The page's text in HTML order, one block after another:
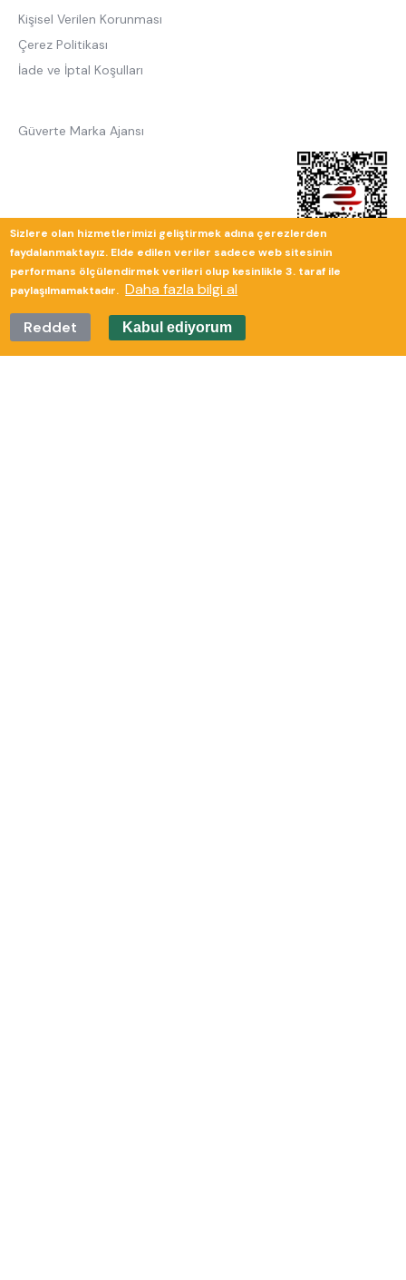
Kişisel Verilen Korunması
Çerez Politikası
İade ve İptal Koşulları
Güverte Marka Ajansı
Sizlere olan hizmetlerimizi geliştirmek adına çerezlerden
faydalanmaktayız. Elde edilen veriler sadece web sitesinin
performans ölçülendirmek verileri olup kesinlikle 3. taraf ile
paylaşılmamaktadır. Daha fazla bilgi al
Reddet
Kabul ediyorum